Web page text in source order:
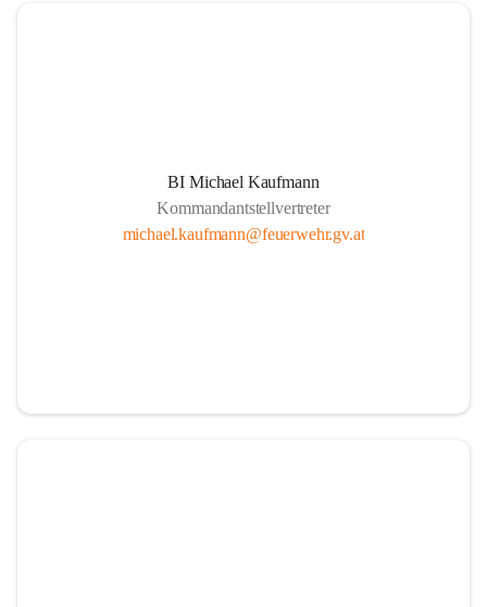
BI Michael Kaufmann
Kommandantstellvertreter
michael.kaufmann@feuerwehr.gv.at